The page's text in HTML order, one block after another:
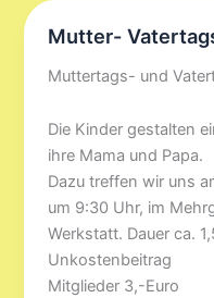
Mutter-
Muttertags- und
Die Kinder gestalten
ihre Mama und Papa.
Dazu treffen wir uns
um 9:30 Uhr, im
Werkstatt. Dauer ca.
Unkostenbeitrag
Mitglieder 3,-Euro